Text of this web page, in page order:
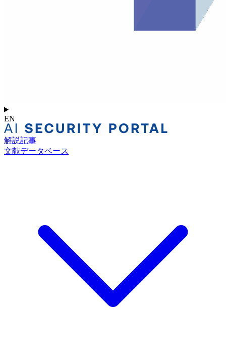
EN
解説記事
文献データベース